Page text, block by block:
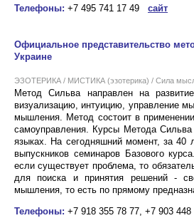
Телефоны: +7 495 741 17 49 сайт
Официальное представительство
Украине
ЭЗОТЕРИКА / МИСТИКА (эзотерика) / Сила
Метод Сильва направлен на
визуализацию, интуицию, управление
мышления. Метод состоит в
самоуправления. Курсы Метода
языках. На сегодняшний момент, за 40
выпускников семинаров Базового
если существует проблема, то
для поиска и принятия решений -
мышления, то есть по прямому
Телефоны: +7 918 355 78 77, +7 903